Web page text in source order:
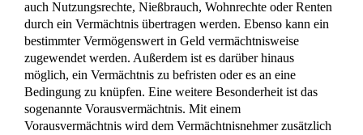
auch Nutzungsrechte, Nießbrauch, Wohnrechte oder Renten
durch ein Vermächtnis übertragen werden. Ebenso kann ein
bestimmter Vermögenswert in Geld vermächtnisweise
zugewendet werden. Außerdem ist es darüber hinaus
möglich, ein Vermächtnis zu befristen oder es an eine
Bedingung zu knüpfen. Eine weitere Besonderheit ist das
sogenannte Vorausvermächtnis. Mit einem
Vorausvermächtnis wird dem Vermächtnisnehmer zusätzlich